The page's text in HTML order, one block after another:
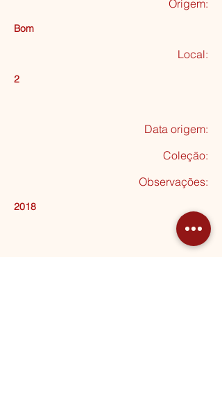
Origem:
Bom
Local:
2
Data origem:
Coleção:
Observações:
2018